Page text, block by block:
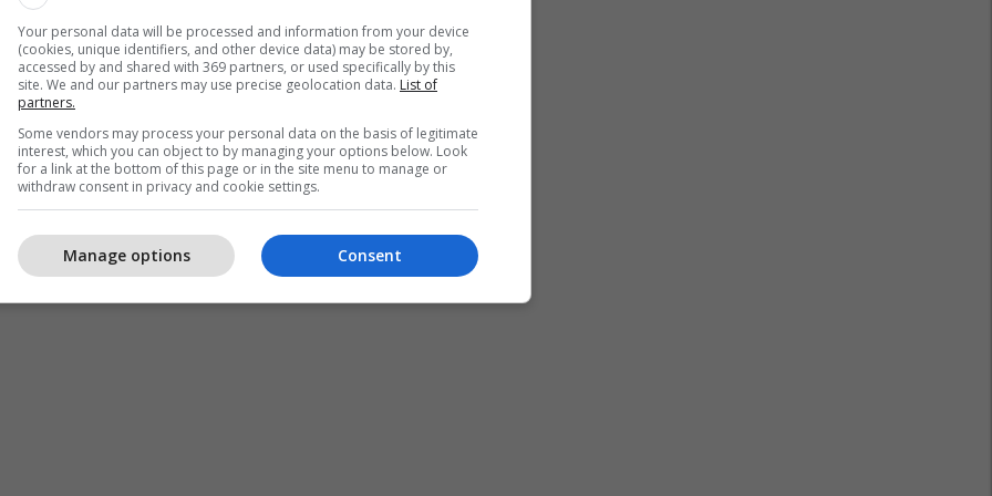
sepse kishte më së shumti deputetë”, tha ai.
Your personal data will be processed and information from your device
(cookies, unique identifiers, and other device data) may be stored by,
accessed by and shared with 369 partners, or used specifically by this
site. We and our partners may use precise geolocation data. List of
partners.
Some vendors may process your personal data on the basis of legitimate
interest, which you can object to by managing your options below. Look
for a link at the bottom of this page or in the site menu to manage or
withdraw consent in privacy and cookie settings.
Consent
Manage options